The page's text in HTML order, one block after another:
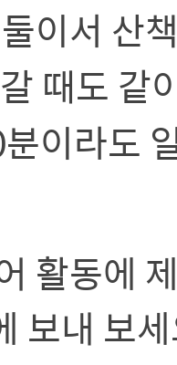
이서 산
때도 같
이라도
활동에
보내 보